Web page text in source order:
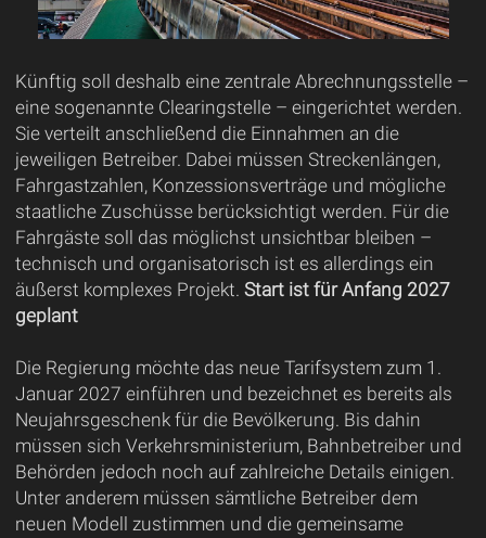
Künftig soll deshalb eine zentrale Abrechnungsstelle –
eine sogenannte Clearingstelle – eingerichtet werden.
Sie verteilt anschließend die Einnahmen an die
jeweiligen Betreiber. Dabei müssen Streckenlängen,
Fahrgastzahlen, Konzessionsverträge und mögliche
staatliche Zuschüsse berücksichtigt werden. Für die
Fahrgäste soll das möglichst unsichtbar bleiben –
technisch und organisatorisch ist es allerdings ein
äußerst komplexes Projekt. Start ist für Anfang 2027
geplant
Die Regierung möchte das neue Tarifsystem zum 1.
Januar 2027 einführen und bezeichnet es bereits als
Neujahrsgeschenk für die Bevölkerung. Bis dahin
müssen sich Verkehrsministerium, Bahnbetreiber und
Behörden jedoch noch auf zahlreiche Details einigen.
Unter anderem müssen sämtliche Betreiber dem
neuen Modell zustimmen und die gemeinsame